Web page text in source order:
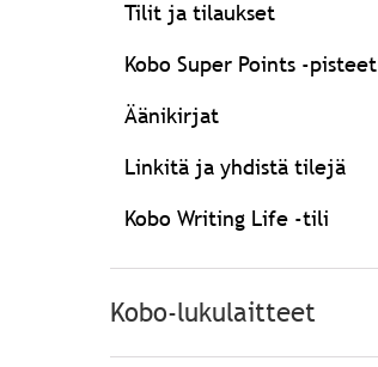
Tilit ja tilaukset
Kobo Super Points -pisteet
Äänikirjat
Linkitä ja yhdistä tilejä
Kobo Writing Life -tili
Kobo-lukulaitteet